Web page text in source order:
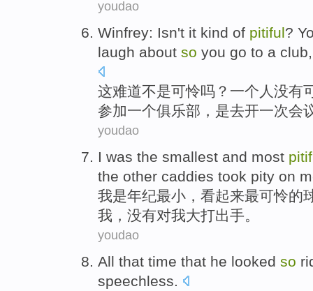
youdao
Winfrey: Isn't it kind of pitiful?
laugh about so you go to a club
这难道不是可怜吗？ 一个人 没有
参加一个俱乐部 ，是去开一次会
youdao
I was the smallest and most
the other caddies took pity on
我是年纪最小 ， 看起来最可怜的
我 ， 没有对我大打出手。
youdao
All that time that he looked so
speechless.